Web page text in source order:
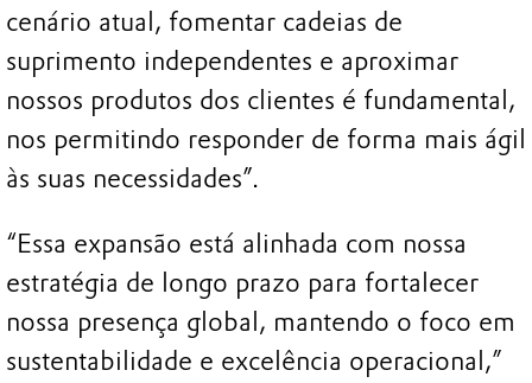
cenário atual, fomentar cadeias de
suprimento independentes e aproximar
nossos produtos dos clientes é fundamental,
nos permitindo responder de forma mais ágil
às suas necessidades”.
“Essa expansão está alinhada com nossa
estratégia de longo prazo para fortalecer
nossa presença global, mantendo o foco em
sustentabilidade e excelência operacional,”